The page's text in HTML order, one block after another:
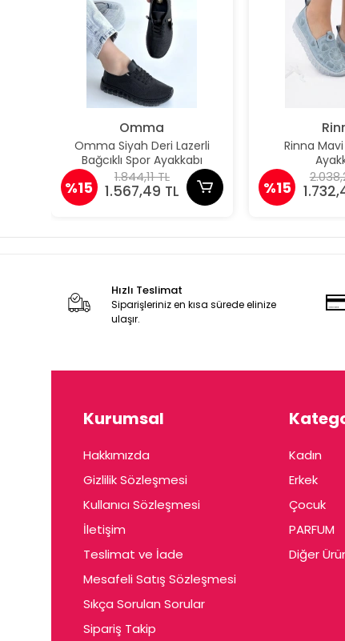
Omma
Omma Siyah Deri Lazerli
Bağcıklı Spor Ayakkabı
%15
1.844,11 TL
1.567,49 TL
Rinna
%15
Hızlı Teslimat
Siparişleriniz en kısa sürede elinize
ulaşır.
Kurumsal
Hakkımızda
Gizlilik Sözleşmesi
Kullanıcı Sözleşmesi
İletişim
Teslimat ve İade
Mesafeli Satış Sözleşmesi
Sıkça Sorulan Sorular
Sipariş Takip
Kadın
Erkek
Çocuk
PARFUM
Diğer